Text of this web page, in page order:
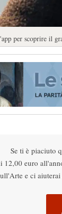
per scoprire il
Se ti è piaciuto
12,00 euro
e ci